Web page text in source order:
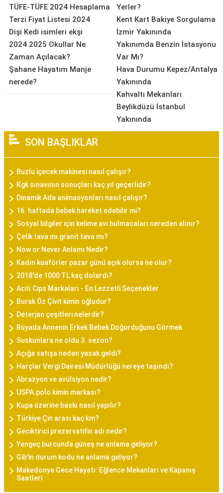
TÜFE-TÜFE 2024 Hesaplama
Terzi Fiyat Listesi 2024
Dişi Kedi isimleri ekşi
2024 2025 Okullar Ne
Zaman Açılacak?
Şahane Hayatım Manje
nerede?
Yerler?
Kent Kart Bakiye Sorgulama
İzmir Yakınında
Yakınımda Benzin İstasyonu
Var Mı?
Hava Durumu Kepez/Antalya
Yakınında
Kahvaltı Mekanları
Beylikdüzü İstanbul
Yakınında
SON BAŞLIKLAR
Buzlu içecek makinesi nasıl çalışır?
Kgk sınavının sonuçları kaç yıl geçerlidir?
Dinamik Ada animasyonları nasıl çalışır?
16. haftada bebek hareket edebilir mi?
Sosyal bilgiler için kelime avı bulmacaları nereden alınır?
Çelik tava mı granit tava mı?
Now or Never Anlamı Nedir?
Kadın kuaförler pazar günü açık olursa ne olur?
2018'de 1000 TL kaç dolardı?
Acılı Cips Markaları - En Lezzetli Seçenekler
Burak Öz Çivit kimin oğludur?
Deterjan çeşitleri nelerdir?
Rüyada Annenin Erkek Bebek Doğurduğunu Görmek
Suskunlara ne oldu 3. sezon?
Açığa satışa neden yasak geldi?
Harçlar Vergi Dairesi Müdürlüğü nereye taşındı?
Abrazyon ve avülsiyon nedir?
USPA.polo kimin markası?
Kupa üzerine baskı nasıl yapılır?
Türkiye Çin arası kaç km?
Geciktirici prezervatifin adı nedir?
Yengeç burcunda güneş ne anlama geliyor?
Gib'in durum kodu ne anlama geliyor?
Makedonya Gece Hayatı: Eğlence Mekanları ve Kapanış
Saatleri